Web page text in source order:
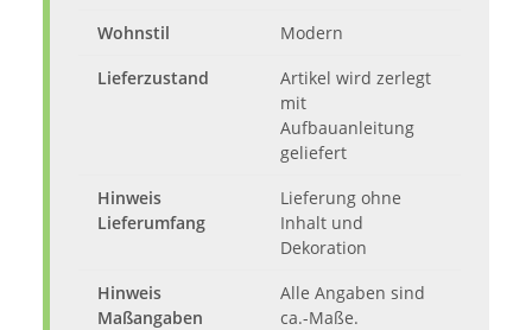
Wohnstil
Modern
Lieferzustand
Artikel wird zerlegt
mit
Aufbauanleitung
geliefert
Hinweis
Lieferumfang
Lieferung ohne
Inhalt und
Dekoration
Hinweis
Maßangaben
Alle Angaben sind
ca.-Maße.